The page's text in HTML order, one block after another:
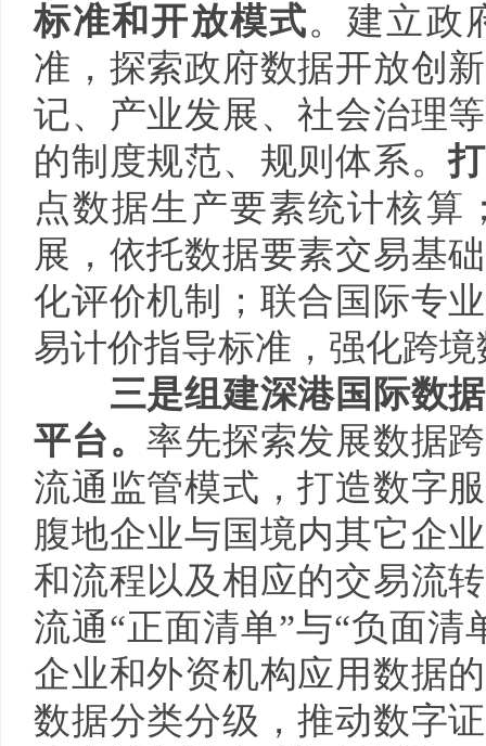
标准和开放模式。建立政
准，探索政府数据开放创
记、产业发展、社会治理
的制度规范、规则体系。
点数据生产要素统计核算
展，依托数据要素交易基
化评价机制；联合国际专
易计价指导标准，强化跨
三是组建深港国际数
平台。率先探索发展数据
流通监管模式，打造数字
腹地企业与国境内其它企
和流程以及相应的交易流
流通“正面清单”与“负面
企业和外资机构应用数据
数据分类分级，推动数字